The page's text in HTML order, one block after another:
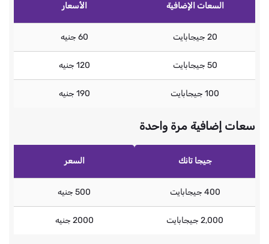
السعات الإضافية الأسعار
20 جيجابايت 60 جنيه
50 جيجابايت 120 جنيه
100 جيجابايت 190 جنيه
سعات إضافية مرة واحدة
جيجا تانك السعر
400 جيجابايت 500 جنيه
2,000 جيجابايت 2000 جنيه